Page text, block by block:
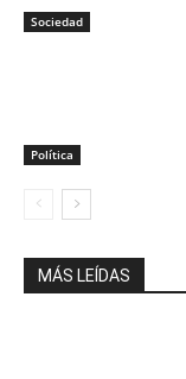
Sociedad
Política
MÁS LEÍDAS